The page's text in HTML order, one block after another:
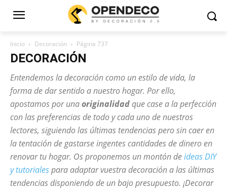
Inicio Decoración Página 737
DECORACIÓN
Entendemos la decoración como un estilo de vida, la
forma de dar sentido a nuestro hogar. Por ello,
apostamos por unaoriginalidadque case a la perfección
con las preferencias de todo y cada uno de nuestros
lectores, siguiendo las últimas tendencias pero sin caer en
la tentación de gastarse ingentes cantidades de dinero en
renovar tu hogar. Os proponemos un montón deideas DIY
y tutorialespara adaptar vuestra decoración a las últimas
tendencias disponiendo de un bajo presupuesto. ¡Decorar